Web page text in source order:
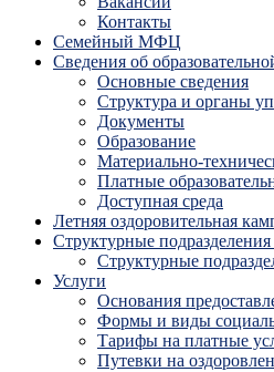
Контакты
Семейный МФЦ
Сведения об
Основные сведения
Структура и органы
Документы
Образование
Материально-
Платные
Доступная среда
Летняя оздоровительная
Структурные подразделения
Структурные
Услуги
Основания
Формы и виды
Тарифы на платные
Путевки на